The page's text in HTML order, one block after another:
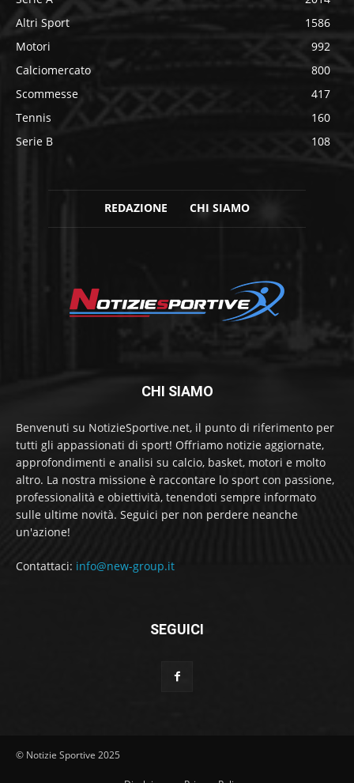
Altri Sport
1586
Motori
992
Calciomercato
800
Scommesse
417
Tennis
160
Serie B
108
REDAZIONE CHI SIAMO
CHI SIAMO
Benvenuti su NotizieSportive.net, il punto di riferimento per
tutti gli appassionati di sport! Offriamo notizie aggiornate,
approfondimenti e analisi su calcio, basket, motori e molto
altro. La nostra missione è raccontare lo sport con passione,
professionalità e obiettività, tenendoti sempre informato
sulle ultime novità. Seguici per non perdere neanche
un'azione!
Contattaci: info@new-group.it
SEGUICI
© Notizie Sportive 2025